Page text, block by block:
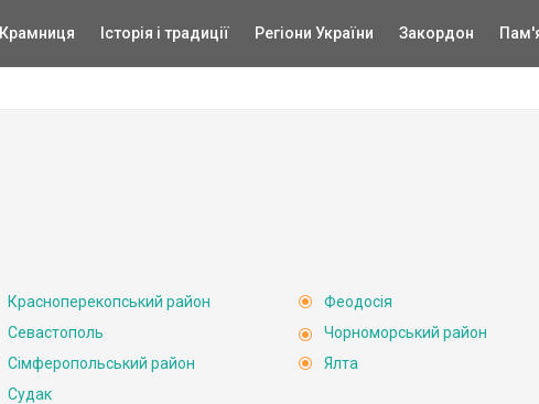
Крамниця Історія і традиції Регіони України Закордон
Красноперекопський район
Севастополь
Сімферопольський район
Судак
Феодосія
Чорноморський район
Ялта